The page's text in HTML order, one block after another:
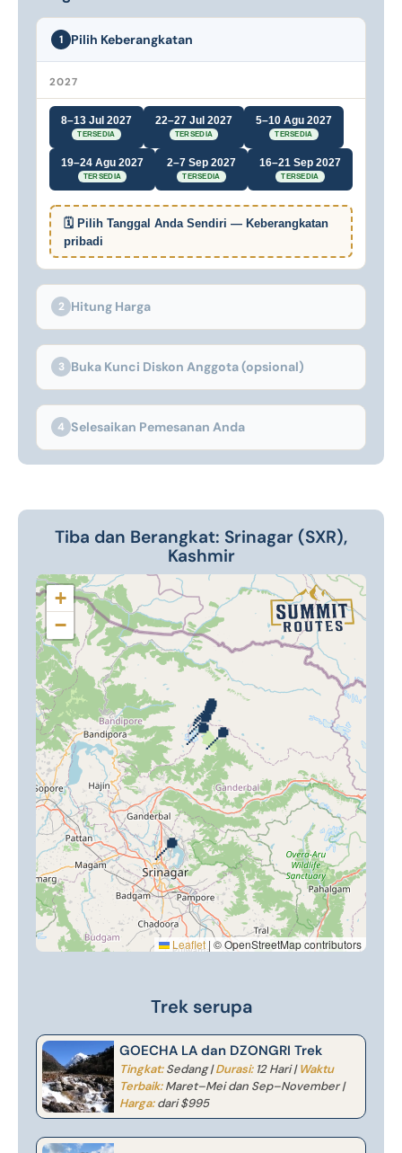
1 Pilih Keberangkatan
2027
8–13 Jul 2027
TERSEDIA
22–27 Jul 2027
TERSEDIA
5–10 Agu 2027
TERSEDIA
19–24 Agu 2027
TERSEDIA
2–7 Sep 2027
TERSEDIA
16–21 Sep 2027
TERSEDIA
🗓 Pilih Tanggal Anda Sendiri — Keberangkatan
pribadi
2 Hitung Harga
3 Buka Kunci Diskon Anggota (opsional)
4 Selesaikan Pemesanan Anda
Tiba dan Berangkat: Srinagar (SXR),
Kashmir
📍
📍
📍
📍
📍
📍📍
+
−
Leaflet | © OpenStreetMap contributors
Trek serupa
GOECHA LA dan DZONGRI Trek
Tingkat:Sedang |Durasi:12 Hari |Waktu
Terbaik:Maret–Mei dan Sep–November |
Harga:dari $995